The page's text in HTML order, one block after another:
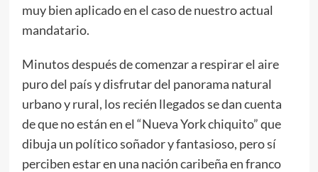
muy bien aplicado en el caso de nuestro actual
mandatario.
Minutos después de comenzar a respirar el aire
puro del país y disfrutar del panorama natural
urbano y rural, los recién llegados se dan cuenta
de que no están en el “Nueva York chiquito” que
dibuja un político soñador y fantasioso, pero sí
perciben estar en una nación caribeña en franco